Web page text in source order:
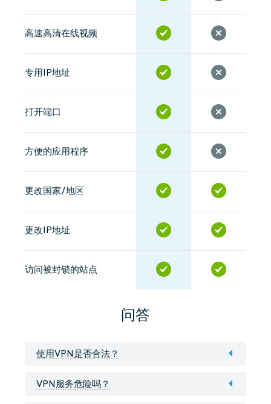
高速高清在线视频
专用IP地址
打开端口
方便的应用程序
更改国家/地区
更改IP地址
访问被封锁的站点
问答
使用VPN是否合法？
VPN服务危险吗？